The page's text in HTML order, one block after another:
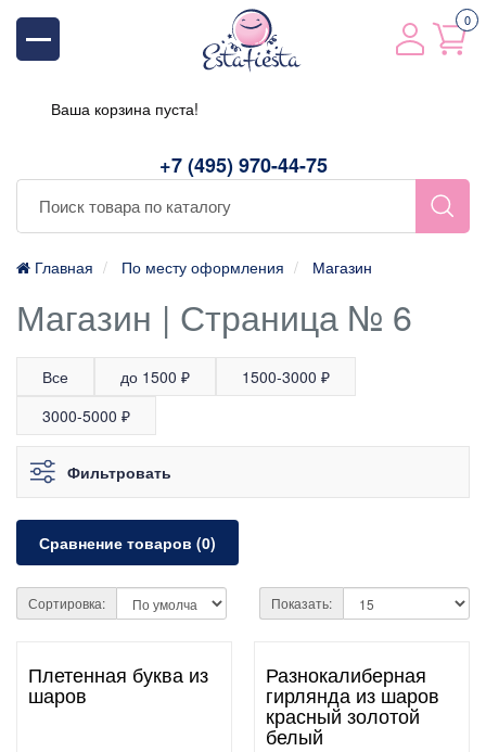
+7 (495) 970-44-75
0
Ваша корзина пуста!
Главная По месту оформления Магазин
Магазин | Страница № 6
Все до 1500 ₽
1500-3000 ₽
3000-5000 ₽
Фильтровать
Сравнение товаров (0)
Сортировка: Показать:
Плетенная буква из
шаров
Разнокалиберная
гирлянда из шаров
красный золотой
белый